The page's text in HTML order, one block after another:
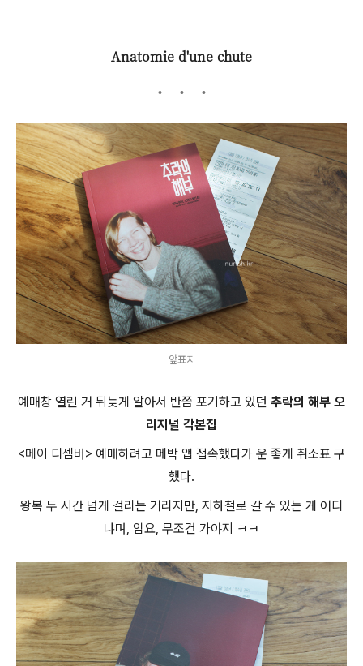
Anatomie d'une chute
앞표지
예매창 열린 거 뒤늦게 알아서 반쯤 포기하고 있던 추락의 해부 오
리지널 각본집
<메이 디셈버> 예매하려고 메박 앱 접속했다가 운 좋게 취소표 구
했다.
왕복 두 시간 넘게 걸리는 거리지만, 지하철로 갈 수 있는 게 어디
냐며, 암요, 무조건 가야지 ㅋㅋ